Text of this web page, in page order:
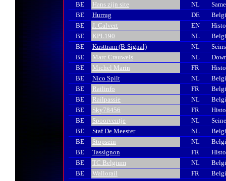
BE
Hans zijn site NL
BE
Hurrug DE
BE
J. Calvert EN
BE
KPL190 NL
BE
Kusttram (B-Signal) NL
BE
Marc Crauwels NL
BE
Michel Marin FR
BE
Nico Spilt NL
BE
Railinfo FR
BE
Railpassie NL
BE
Sky78456 FR
BE
Spoorventje NL
BE
Staf De Meester NL
BE
Stopsein NL
BE
Tassignon FR
BE
TC Belgium NL
BE
Wallorail FR